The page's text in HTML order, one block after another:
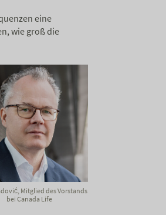
eine
wie groß die
Mitglied des Vorstands
bei Canada Life